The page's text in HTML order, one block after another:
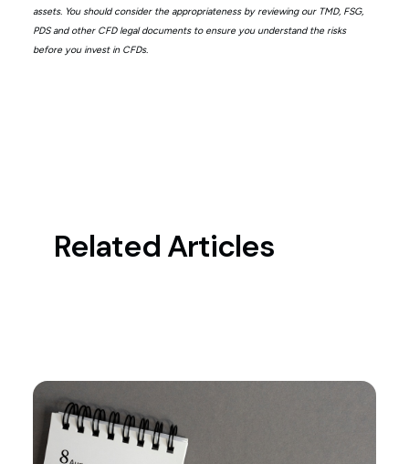
assets. You should consider the appropriateness by reviewing our TMD, FSG,
PDS and other CFD legal documents to ensure you understand the risks
before you invest in CFDs.
Related Articles